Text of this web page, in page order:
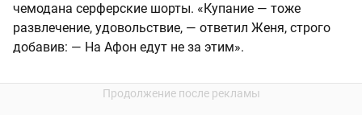
чемодана серферские шорты. «Купание — тоже
развлечение, удовольствие, — ответил Женя, строго
добавив: — На Афон едут не за этим».